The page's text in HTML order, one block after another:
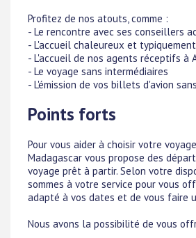
Profitez de nos atouts, comme :
- Le rencontre avec ses conseillers
- L'accueil chaleureux et
- L'accueil de nos agents réceptifs à
- Le voyage sans intermédiaires
- L'émission de vos billets d'avion
Points forts
Pour vous aider à choisir votre
Madagascar vous propose des
voyage prêt à partir. Selon votre
sommes à votre service pour vous
adapté à vos dates et de vous faire
Nous avons la possibilité de vous